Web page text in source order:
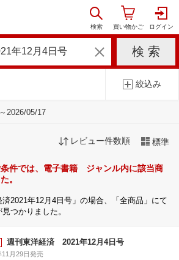
絞込み
2026/05/17
レビュー件数順 標準
件では、電子書籍 ジャンル内に該当商
。
2021年12月4日号」の場合、「全商品」にて
つかりました。
週刊東洋経済 2021年12月4日号
11月29日発売